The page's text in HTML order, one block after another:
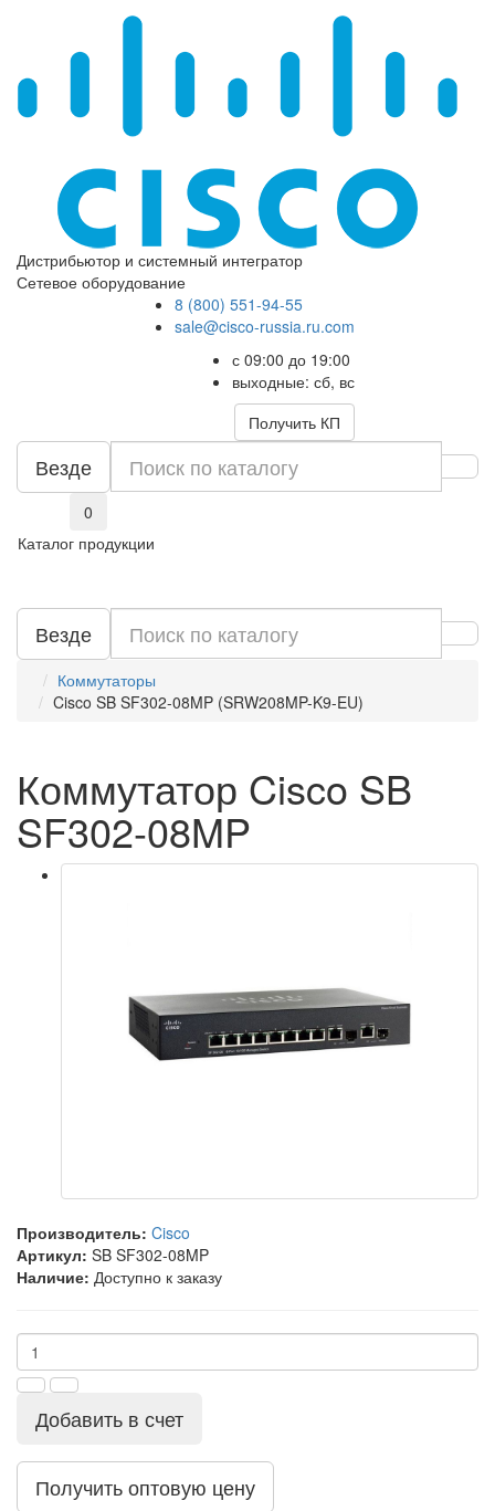
Дистрибьютор и системный интегратор
Сетевое оборудование
8 (800) 551-94-55
sale@cisco-russia.ru.com
с 09:00 до 19:00
выходные: сб, вс
Получить КП
Везде
0
Каталог продукции
Везде
Коммутаторы
Cisco SB SF302-08MP (SRW208MP-K9-EU)
Коммутатор Cisco SB
SF302-08MP
Производитель: Cisco
Артикул: SB SF302-08MP
Наличие: Доступно к заказу
Добавить в счет
Получить оптовую цену